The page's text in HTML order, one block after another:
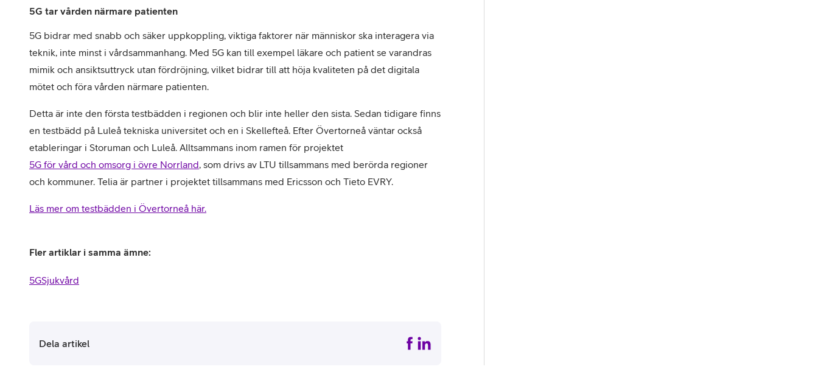
5G tar vården närmare patienten
5G bidrar med snabb och säker uppkoppling, viktiga faktorer när människor ska interagera via
teknik, inte minst i vårdsammanhang. Med 5G kan till exempel läkare och patient se varandras
mimik och ansiktsuttryck utan fördröjning, vilket bidrar till att höja kvaliteten på det digitala
mötet och föra vården närmare patienten.
Detta är inte den första testbädden i regionen och blir inte heller den sista. Sedan tidigare finns
en testbädd på Luleå tekniska universitet och en i Skellefteå. Efter Övertorneå väntar också
etableringar i Storuman och Luleå. Alltsammans inom ramen för projektet
5G för vård och omsorg i övre Norrland, som drivs av LTU tillsammans med berörda regioner
och kommuner. Telia är partner i projektet tillsammans med Ericsson och Tieto EVRY.
Läs mer om testbädden i Övertorneå här.
Fler artiklar i samma ämne:
5GSjukvård
Dela artikel